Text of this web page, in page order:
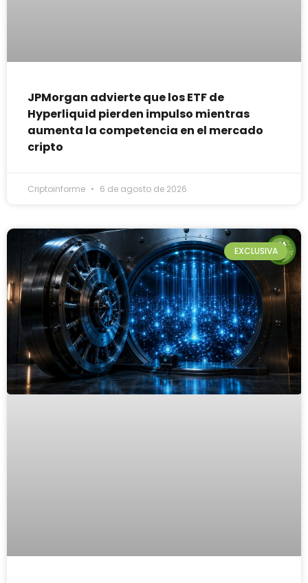
JPMorgan advierte que los ETF de
Hyperliquid pierden impulso mientras
aumenta la competencia en el mercado
cripto
Criptoinforme 6 de agosto de 2026
EXCLUSIVA